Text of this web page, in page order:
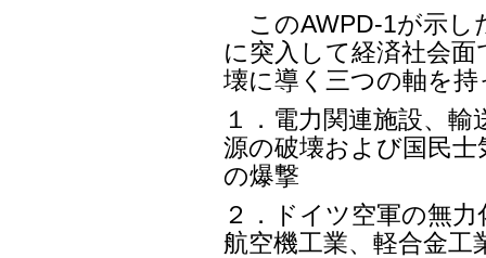
このAWPD-1が示し
に突入して経済社会
壊に導く三つの軸を
１．電力関連施設、
源の破壊および国民
の爆撃
２．ドイツ空軍の無
航空機工業、軽合金工